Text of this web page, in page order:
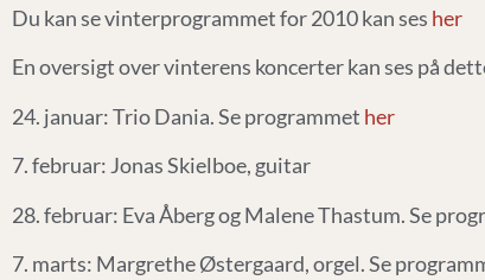
Du kan se vinterprogrammet for 2010 kan ses her
En oversigt over vinterens koncerter kan ses på
24. januar: Trio Dania. Se programmet her
7. februar: Jonas Skielboe, guitar
28. februar: Eva Åberg og Malene Thastum. Se
7. marts: Margrethe Østergaard, orgel. Se